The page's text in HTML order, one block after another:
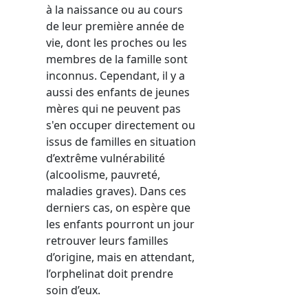
à la naissance ou au cours
de leur première année de
vie, dont les proches ou les
membres de la famille sont
inconnus. Cependant, il y a
aussi des enfants de jeunes
mères qui ne peuvent pas
s'en occuper directement ou
issus de familles en situation
d’extrême vulnérabilité
(alcoolisme, pauvreté,
maladies graves). Dans ces
derniers cas, on espère que
les enfants pourront un jour
retrouver leurs familles
d’origine, mais en attendant,
l’orphelinat doit prendre
soin d’eux.